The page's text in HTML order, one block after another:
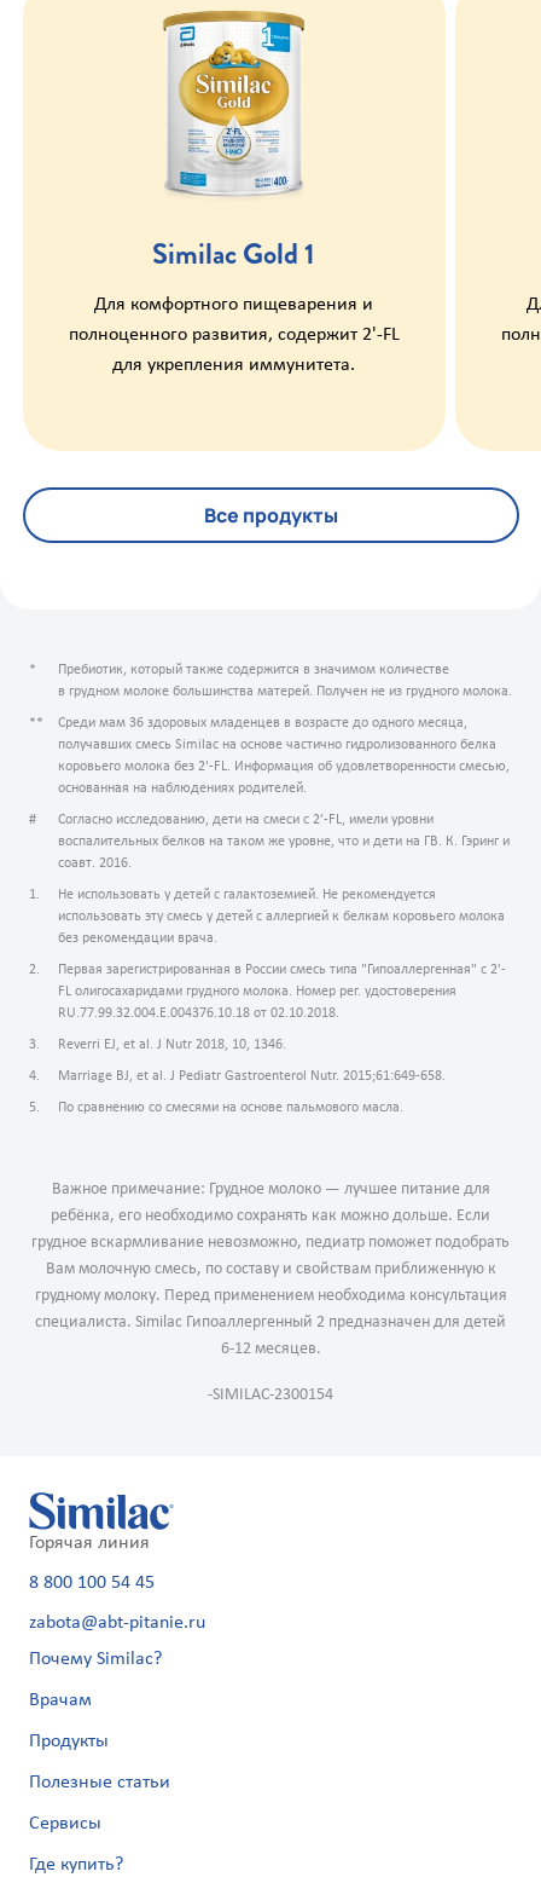
Similac Gold 1
Для комфортного пищеварения и
полноценного развития, содержит 2'-FL
для укрепления иммунитета.
Все продукты
Пребиотик, который также содержится в значимом количестве
в грудном молоке большинства матерей. Получен не из грудного молока.
Среди мам 36 здоровых младенцев в возрасте до одного месяца,
получавших смесь Similac на основе частично гидролизованного белка
коровьего молока без 2'-FL. Информация об удовлетворенности смесью,
основанная на наблюдениях родителей.
Согласно исследованию, дети на смеси с 2’-FL, имели уровни
воспалительных белков на таком же уровне, что и дети на ГВ. К. Гэринг и
соавт. 2016.
Не использовать у детей с галактоземией. Не рекомендуется
использовать эту смесь у детей с аллергией к белкам коровьего молока
без рекомендации врача.
Первая зарегистрированная в России смесь типа "Гипоаллергенная" с 2'-
FL олигосахаридами грудного молока. Номер рег. удостоверения
RU.77.99.32.004.E.004376.10.18 от 02.10.2018.
Reverri EJ, et al. J Nutr 2018, 10, 1346.
Marriage BJ, et al. J Pediatr Gastroenterol Nutr. 2015;61:649-658.
По сравнению со смесями на основе пальмового масла.
Важное примечание: Грудное молоко — лучшее питание для
ребёнка, его необходимо сохранять как можно дольше. Если
грудное вскармливание невозможно, педиатр поможет подобрать
Вам молочную смесь, по составу и свойствам приближенную к
грудному молоку. Перед применением необходима консультация
специалиста. Similac Гипоаллергенный 2 предназначен для детей
6-12 месяцев.
-SIMILAC-2300154
Горячая линия
8 800 100 54 45
zabota@abt-pitanie.ru
Почему Similac?
Врачам
Продукты
Полезные статьи
Сервисы
Где купить?